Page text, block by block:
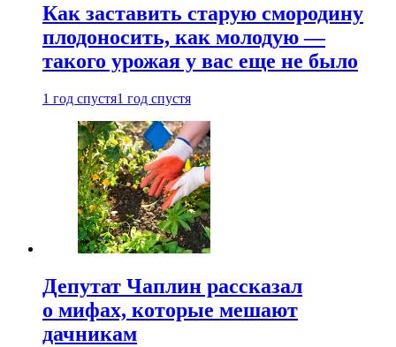
Как заставить старую смородину
плодоносить, как молодую —
такого урожая у вас еще не было
1 год спустя1 год спустя
Депутат Чаплин рассказал
о мифах, которые мешают
дачникам